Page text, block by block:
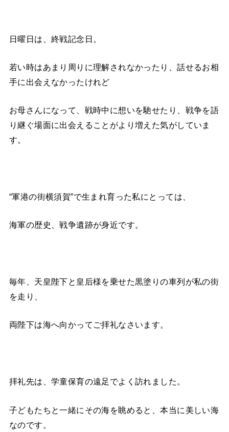
日曜日は、終戦記念日。
若い時はあまり周りに理解されなかったり、話せるお相
手に出会えなかったけれど
お母さんになって、戦時中に想いを馳せたり、戦争を語
り継ぐ場面に出会えることがより増えた気がしていま
す。
“軍港の街横須賀”で生まれ育った私にとっては、
海軍の歴史、戦争遺跡が身近です。
毎年、天皇陛下と皇后様を乗せた黒塗りの車列が私の街
を走り、
両陛下は海へ向かってご拝礼なさいます。
拝礼先は、学童保育の遠足でよく訪れました。
子どもたちと一緒にその海を眺めると、本当に美しい海
なのです。